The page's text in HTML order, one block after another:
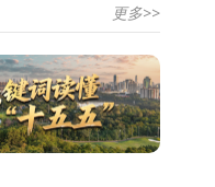
更多>>